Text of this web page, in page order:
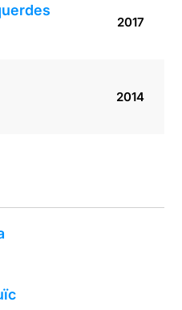
2017
2014